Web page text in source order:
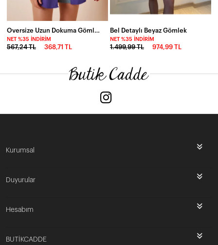
Oversize Uzun Dokuma Gömlek-cln1020-mr
NET %35 İNDIRIM
567,24 TL 368,71 TL
Bel Detaylı Beyaz Gömlek
NET %35 İNDIRIM
1.499,99 TL 974,99 TL
Kurumsal
Duyurular
Hesabım
BUTİKCADDE